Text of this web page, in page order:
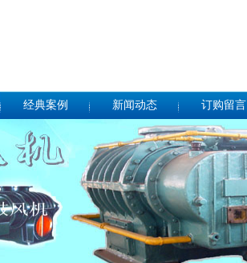
经典案例 新闻动态 订购留言